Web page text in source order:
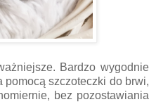
Bardzo wygodnie
pomocą szczoteczki do brwi,
bez pozostawiania